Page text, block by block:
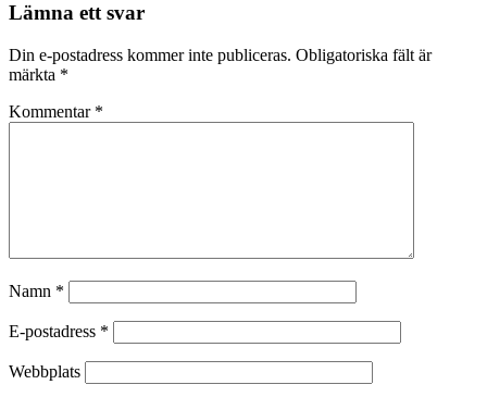
Lämna ett svar
Din e-postadress kommer inte publiceras. Obligatoriska fält är
märkta *
Kommentar *
Namn *
E-postadress *
Webbplats